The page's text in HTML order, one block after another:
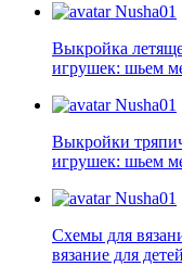
Nusha01
Выкройка
игрушек: шьем
Nusha01
Выкройки
игрушек: шьем
Nusha01
Схемы для
вязание для